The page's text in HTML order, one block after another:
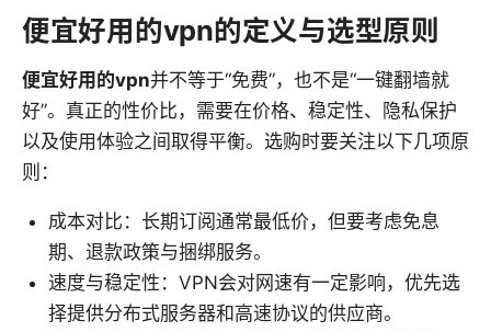
便宜好用的vpn的定义与选型原则
便宜好用的vpn并不等于“免费”，也不是“一键翻墙就
好”。真正的性价比，需要在价格、稳定性、隐私保护
以及使用体验之间取得平衡。选购时要关注以下几项原
则：
成本对比：长期订阅通常最低价，但要考虑免息
期、退款政策与捆绑服务。
速度与稳定性：VPN会对网速有一定影响，优先选
择提供分布式服务器和高速协议的供应商。